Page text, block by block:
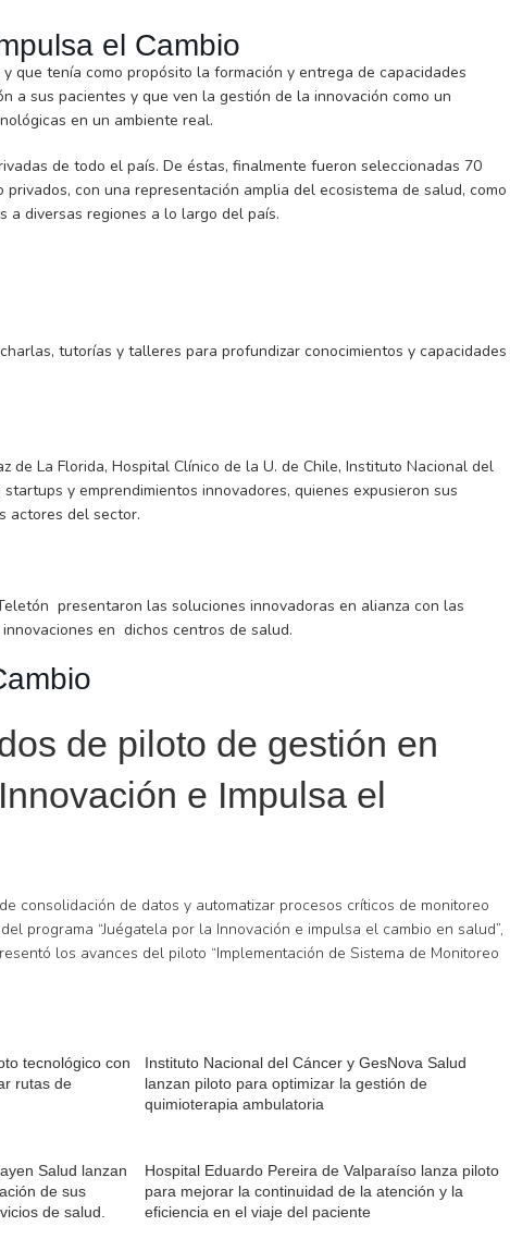
el Cambio
que tenía como propósito la formación y entrega de capacidades
a sus pacientes y que ven la gestión de la innovación como un
en un ambiente real.
de todo el país. De éstas, finalmente fueron seleccionadas 70
con una representación amplia del ecosistema de salud, como
a diversas regiones a lo largo del país.
tutorías y talleres para profundizar conocimientos y capacidades
La Florida, Hospital Clínico de la U. de Chile, Instituto Nacional del
y emprendimientos innovadores, quienes expusieron sus
actores del sector.
presentaron las soluciones innovadoras en alianza con las
en dichos centros de salud.
de piloto de gestión en
e Impulsa el
consolidación de datos y automatizar procesos críticos de monitoreo
programa “Juégatela por la Innovación e impulsa el cambio en salud”,
los avances del piloto “Implementación de Sistema de Monitoreo
tecnológico con
rutas de
Instituto Nacional del Cáncer y GesNova Salud
lanzan piloto para optimizar la gestión de
quimioterapia ambulatoria
Salud lanzan
de sus
de salud.
Hospital Eduardo Pereira de Valparaíso lanza piloto
para mejorar la continuidad de la atención y la
eficiencia en el viaje del paciente